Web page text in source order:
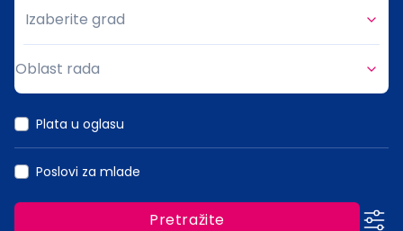
Grad
Izaberite grad
Oblast rada
Plata u oglasu
Poslovi za mlade
Pretražite